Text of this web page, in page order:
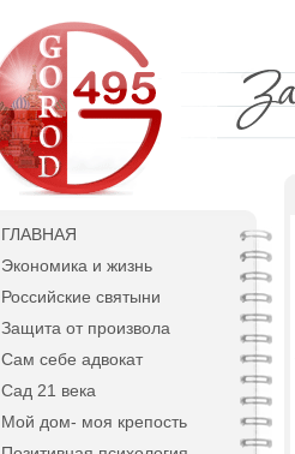
ГЛАВНАЯ
Экономика и жизнь
Российские святыни
Защита от произвола
Сам себе адвокат
Сад 21 века
Мой дом- моя крепость